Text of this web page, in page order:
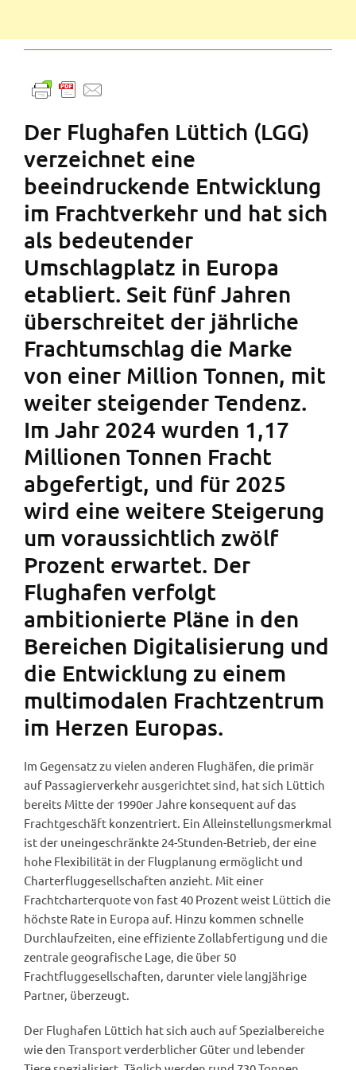
Der Flughafen Lüttich (LGG)
verzeichnet eine
beeindruckende Entwicklung
im Frachtverkehr und hat sich
als bedeutender
Umschlagplatz in Europa
etabliert. Seit fünf Jahren
überschreitet der jährliche
Frachtumschlag die Marke
von einer Million Tonnen, mit
weiter steigender Tendenz.
Im Jahr 2024 wurden 1,17
Millionen Tonnen Fracht
abgefertigt, und für 2025
wird eine weitere Steigerung
um voraussichtlich zwölf
Prozent erwartet. Der
Flughafen verfolgt
ambitionierte Pläne in den
Bereichen Digitalisierung und
die Entwicklung zu einem
multimodalen Frachtzentrum
im Herzen Europas.
Im Gegensatz zu vielen anderen Flughäfen, die primär
auf Passagierverkehr ausgerichtet sind, hat sich Lüttich
bereits Mitte der 1990er Jahre konsequent auf das
Frachtgeschäft konzentriert. Ein Alleinstellungsmerkmal
ist der uneingeschränkte 24-Stunden-Betrieb, der eine
hohe Flexibilität in der Flugplanung ermöglicht und
Charterfluggesellschaften anzieht. Mit einer
Frachtcharterquote von fast 40 Prozent weist Lüttich die
höchste Rate in Europa auf. Hinzu kommen schnelle
Durchlaufzeiten, eine effiziente Zollabfertigung und die
zentrale geografische Lage, die über 50
Frachtfluggesellschaften, darunter viele langjährige
Partner, überzeugt.
Der Flughafen Lüttich hat sich auch auf Spezialbereiche
wie den Transport verderblicher Güter und lebender